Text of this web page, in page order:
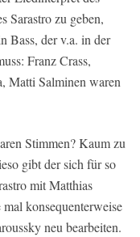
Sarastro zu geben,
Bass, der v.a. in der
Franz Crass,
Matti Salminen waren
Stimmen? Kaum zu
gibt der sich für so
mit Matthias
konsequenterweise
neu bearbeiten.